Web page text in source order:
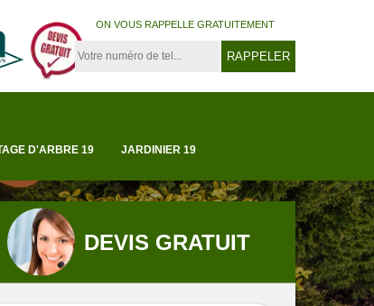
ON VOUS RAPPELLE GRATUITEMENT
D'ARBRE 19 JARDINIER 19
DEVIS GRATUIT